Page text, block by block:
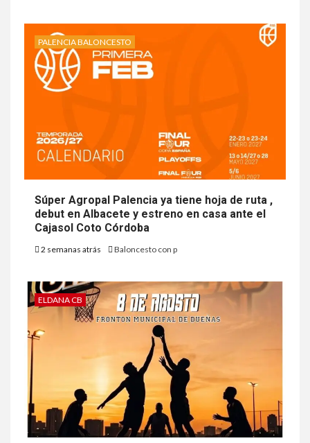
PALENCIA BALONCESTO
Súper Agropal Palencia ya tiene hoja de ruta ,
debut en Albacete y estreno en casa ante el
Cajasol Coto Córdoba
2 semanas atrás Baloncesto con p
ELDANA CB